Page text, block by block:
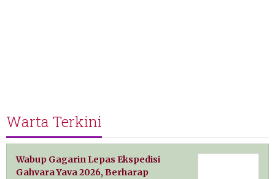
Warta Terkini
Wabup Gagarin Lepas Ekspedisi
Gahvara Yava 2026, Berharap